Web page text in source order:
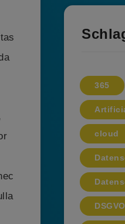
365
cloud
DSGVO